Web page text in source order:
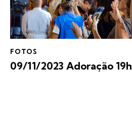
FOTOS
09/11/2023 Adoração 19h